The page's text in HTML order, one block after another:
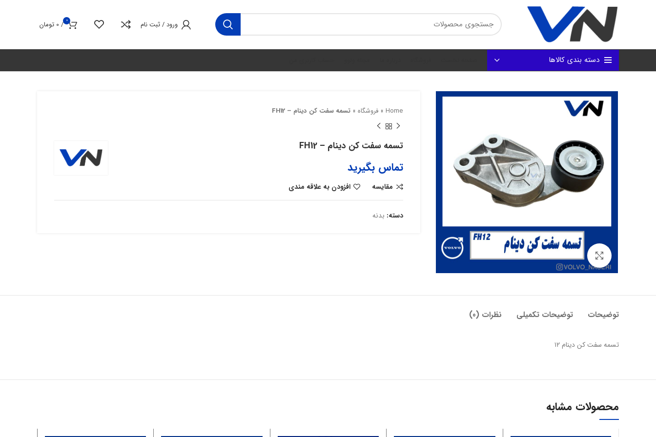
ورود / ثبت نام 0
/
0 تومان
دسته بندی کالاها
بزرگنمایی تصویر
Home
»فروشگاه »تسمه سفت کن دینام – FH12
تسمه سفت کن دینام – FH12
تماس بگیرید
مقایسه افزودن به علاقه مندی
دسته: بدنه
توضیحات توضیحات تکمیلی نظرات (0)
تسمه سفت کن دینام ۱۲
محصولات مشابه